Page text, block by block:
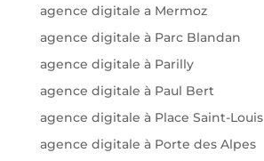
agence digitale a Mermoz
agence digitale à Parc Blandan
agence digitale à Parilly
agence digitale à Paul Bert
agence digitale à Place Saint-Louis
agence digitale à Porte des Alpes